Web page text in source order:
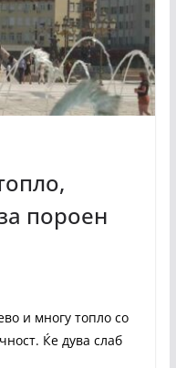
пороен
и многу топло со
Ќе дува слаб